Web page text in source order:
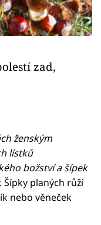
zad,
ženským
lístků
božství a šípek
planých růží
nebo věneček